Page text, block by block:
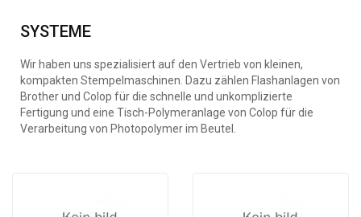
SYSTEME
Wir haben uns spezialisiert auf den Vertrieb von kleinen,
kompakten Stempelmaschinen. Dazu zählen Flashanlagen von
Brother und Colop für die schnelle und unkomplizierte
Fertigung und eine Tisch-Polymeranlage von Colop für die
Verarbeitung von Photopolymer im Beutel.